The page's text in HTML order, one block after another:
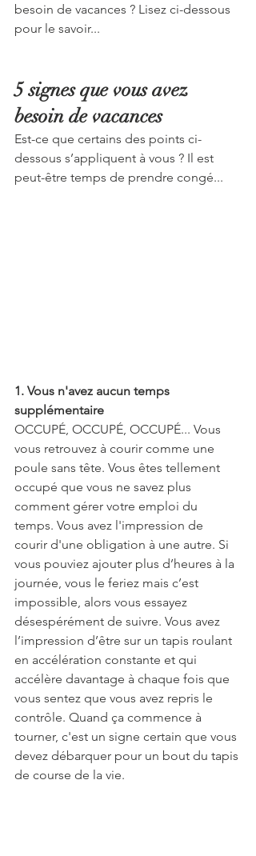
besoin de vacances ? Lisez ci-dessous
pour le savoir...
5 signes que vous avez
besoin de vacances
Est-ce que certains des points ci-
dessous s’appliquent à vous ? Il est
peut-être temps de prendre congé...
1. Vous n'avez aucun temps
supplémentaire
OCCUPÉ, OCCUPÉ, OCCUPÉ... Vous
vous retrouvez à courir comme une
poule sans tête. Vous êtes tellement
occupé que vous ne savez plus
comment gérer votre emploi du
temps. Vous avez l'impression de
courir d'une obligation à une autre. Si
vous pouviez ajouter plus d’heures à la
journée, vous le feriez mais c’est
impossible, alors vous essayez
désespérément de suivre. Vous avez
l’impression d’être sur un tapis roulant
en accélération constante et qui
accélère davantage à chaque fois que
vous sentez que vous avez repris le
contrôle. Quand ça commence à
tourner, c'est un signe certain que vous
devez débarquer pour un bout du tapis
de course de la vie.